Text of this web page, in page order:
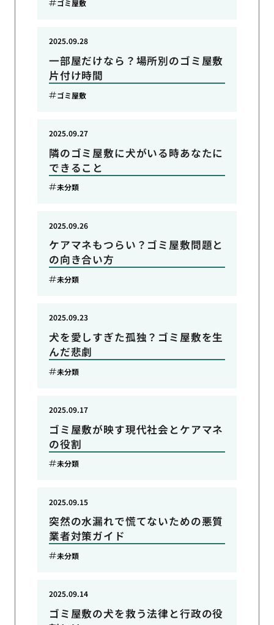
ゴミ屋敷
一部屋だけなら？場所別のゴミ屋敷
片付け時間
2025.09.28
ゴミ屋敷
隣のゴミ屋敷に犬がいる時あなたに
できること
2025.09.27
未分類
ケアマネもつらい？ゴミ屋敷問題と
の向き合い方
2025.09.26
未分類
犬を愛しすぎた孤独？ゴミ屋敷を生
んだ悲劇
2025.09.23
未分類
ゴミ屋敷が映す現代社会とケアマネ
の役割
2025.09.17
未分類
突然の水漏れで慌てないための悪質
業者対策ガイド
2025.09.15
未分類
ゴミ屋敷の犬を救う法律と行政の役
2025.09.14